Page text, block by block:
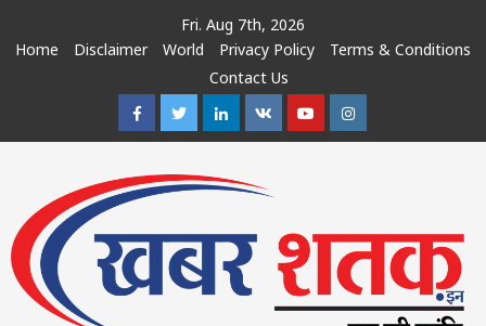
Fri. Aug 7th, 2026
Home
Disclaimer World Privacy Policy
Terms & Conditions
Contact Us
FacebookTwitterLinkedin
VK YoutubeInstagram